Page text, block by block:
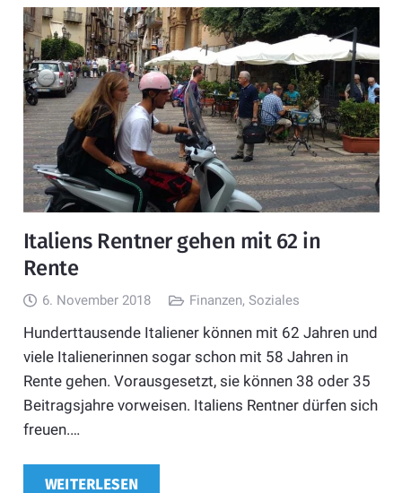
Italiens Rentner gehen mit 62 in
Rente
6. November 2018 Finanzen,Soziales
Hunderttausende Italiener können mit 62 Jahren und
viele Italienerinnen sogar schon mit 58 Jahren in
Rente gehen. Vorausgesetzt, sie können 38 oder 35
Beitragsjahre vorweisen. Italiens Rentner dürfen sich
freuen.…
WEITERLESEN